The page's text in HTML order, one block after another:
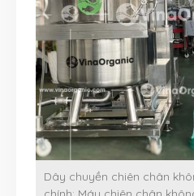
Dây chuyền chiên chân